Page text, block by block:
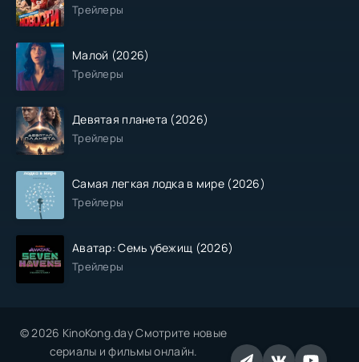
Трейлеры
Малой (2026)
Трейлеры
Девятая планета (2026)
Трейлеры
Самая легкая лодка в мире (2026)
Трейлеры
Аватар: Семь убежищ (2026)
Трейлеры
© 2026 KinoKong.day Смотрите новые
сериалы и фильмы онлайн.